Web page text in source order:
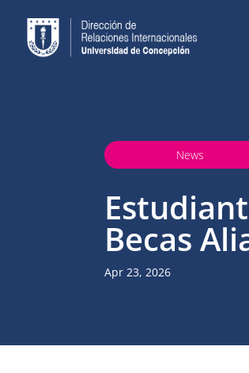
News
Becas
Apr 23, 2026